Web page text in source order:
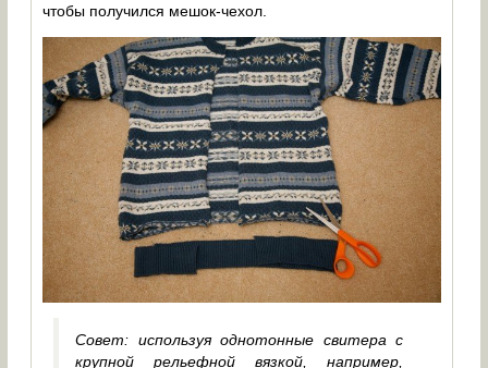
чтобы получился мешок-чехол.
Совет: используя однотонные свитера с
крупной рельефной вязкой, например,